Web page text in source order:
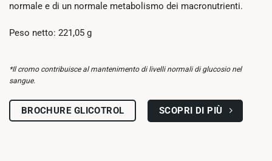
normale e di un normale metabolismo dei macronutrienti.
Peso netto: 221,05 g
*Il cromo contribuisce al mantenimento di livelli normali di glucosio nel
sangue.
BROCHURE GLICOTROL SCOPRI DI PIÙ